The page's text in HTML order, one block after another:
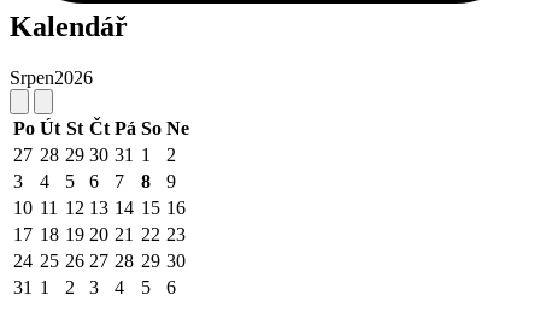
Kalendář
Srpen2026
Po Út St Čt Pá So Ne
27 28 29 30 31 1
2
3
4 5 6 7 8
9
10 11 12 13 14 15 16
17 18 19 20 21 22 23
24 25 26 27 28 29 30
31 1 2 3 4 5 6